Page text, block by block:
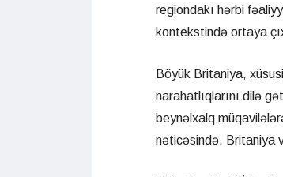
regiondakı hərbi
kontekstində ortaya
Böyük Britaniya,
narahatlıqlarını dilə
beynəlxalq
nəticəsində, Britaniya